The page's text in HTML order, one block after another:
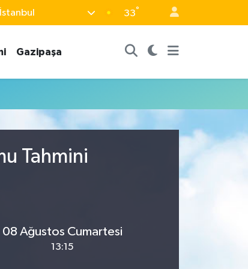
İstanbul 33°
Gazipaşa
Tahmini
08 Ağustos Cumartesi
13:15